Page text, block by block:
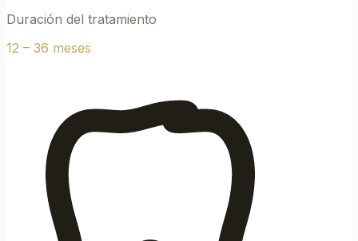
Duración del tratamiento
12 – 36 meses